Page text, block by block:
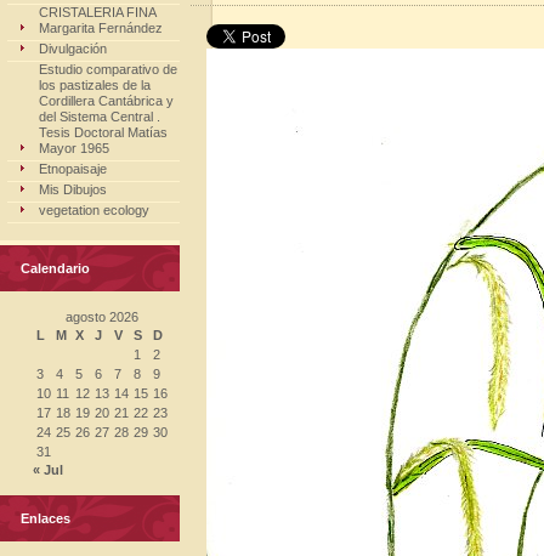
CRISTALERIA FINA
Margarita Fernández
Divulgación
Estudio comparativo de
los pastizales de la
Cordillera Cantábrica y
del Sistema Central .
Tesis Doctoral Matías
Mayor 1965
Etnopaisaje
Mis Dibujos
vegetation ecology
Calendario
agosto 2026
L
M X J V S
D
1
2
3
4 5 6 7 8
9
10 11 12 13 14 15 16
17 18 19 20 21 22 23
24 25 26 27 28 29 30
31
« Jul
Enlaces